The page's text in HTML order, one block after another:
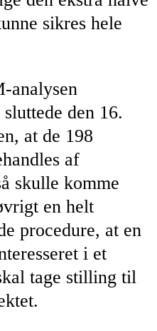
sikres hele
analysen
den 16.
at de 198
af
skulle komme
en helt
procedure, at en
i et
tage stilling til